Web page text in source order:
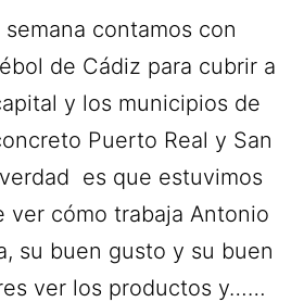
semana contamos con
de Cádiz para cubrir a
y los municipios de
Puerto Real y San
es que estuvimos
ver cómo trabaja Antonio
su buen gusto y su buen
ver los productos y……